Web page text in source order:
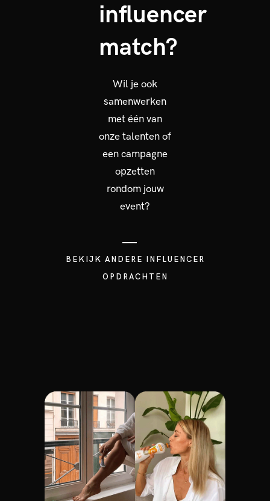
influencer
match?
Wil je ook
samenwerken
met één van
onze talenten of
een campagne
opzetten
rondom jouw
event?
BEKIJK ANDERE INFLUENCER
OPDRACHTEN